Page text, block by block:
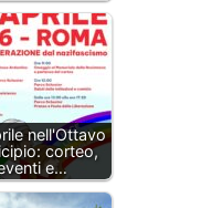
nell'Ottavo
corteo,
e…